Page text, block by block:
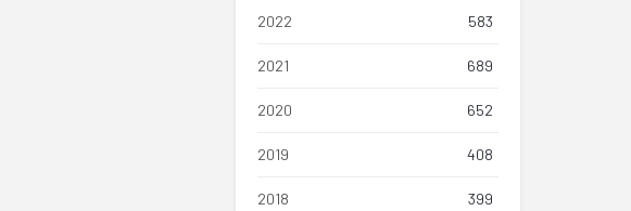
2022 583
2021 689
2020 652
2019 408
2018 399